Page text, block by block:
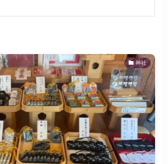
神社